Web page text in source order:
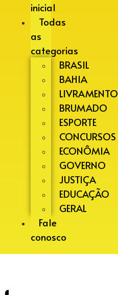
inicial
Todas
as
categorias
BRASIL
BAHIA
LIVRAMENTO
BRUMADO
ESPORTE
CONCURSOS
ECONÔMIA
GOVERNO
JUSTIÇA
EDUCAÇÃO
GERAL
Fale
conosco